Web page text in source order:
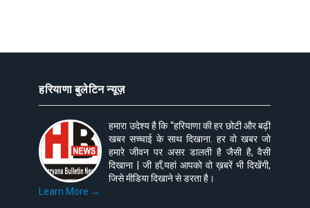
हरियाणा बुलेटिन न्यूज़
हमारा उदेश्य है कि “हरियाणा की हर छोटी और बढ़ी
खबर सच्चाई के साथ दिखाना. हर वो खबर जो
हमारे जीवन पर असर डालती है जैसी है, वैसी
दिखाना | जी हाँ,यहां आपको वो ख़बरें भी दिखेंगी,
जिसे मीडिया दिखाने से डरता है।
Learn More →